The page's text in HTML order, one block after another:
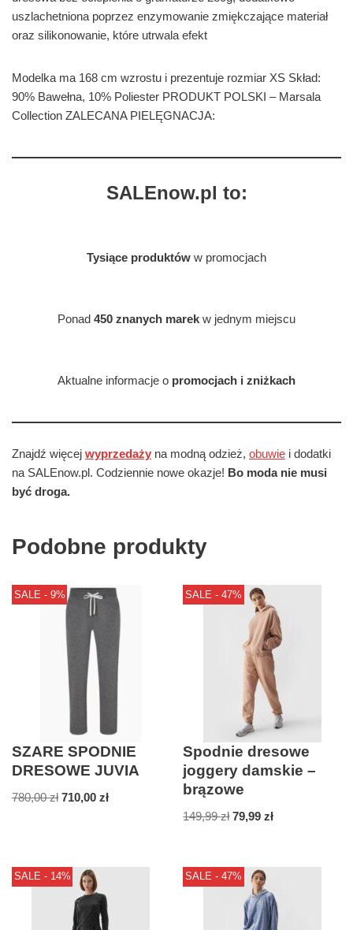
uszlachetniona poprzez enzymowanie zmiękczające materiał
oraz silikonowanie, które utrwala efekt
Modelka ma 168 cm wzrostu i prezentuje rozmiar XS Skład:
90% Bawełna, 10% Poliester PRODUKT POLSKI – Marsala
Collection ZALECANA PIELĘGNACJA:
SALEnow.pl to:
Tysiące produktów w promocjach
Ponad 450 znanych marek w jednym miejscu
Aktualne informacje o promocjach i zniżkach
Znajdź więcej wyprzedaży na modną odzież, obuwie i dodatki
na SALEnow.pl. Codziennie nowe okazje! Bo moda nie musi
być droga.
Podobne produkty
SALE - 9%
SZARE SPODNIE
DRESOWE JUVIA
780,00zł 710,00 zł
SALE - 47%
Spodnie dresowe
joggery damskie –
brązowe
149,99zł 79,99zł
SALE - 14% SALE - 47%